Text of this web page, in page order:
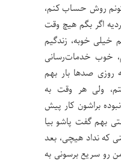
روش حساب کنم،
اگر بگم هیچ وقت
خیلی خوبه، زندگیم
خوب خدمات‌رسانی
روزی صدها بار بهم
ولی هر وقت به
براشون کار پیش
بهم گفت پاشو بیا
که نداد هیچی، بعد
رو سریع برسونی به